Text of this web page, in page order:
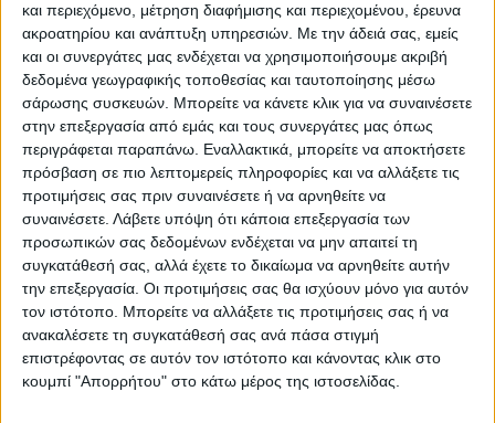
και περιεχόμενο, μέτρηση διαφήμισης και περιεχομένου, έρευνα
ακροατηρίου και ανάπτυξη υπηρεσιών. Με την άδειά σας, εμείς
και οι συνεργάτες μας ενδέχεται να χρησιμοποιήσουμε ακριβή
δεδομένα γεωγραφικής τοποθεσίας και ταυτοποίησης μέσω
σάρωσης συσκευών. Μπορείτε να κάνετε κλικ για να συναινέσετε
στην επεξεργασία από εμάς και τους συνεργάτες μας όπως
περιγράφεται παραπάνω. Εναλλακτικά, μπορείτε να αποκτήσετε
πρόσβαση σε πιο λεπτομερείς πληροφορίες και να αλλάξετε τις
προτιμήσεις σας πριν συναινέσετε ή να αρνηθείτε να
συναινέσετε. Λάβετε υπόψη ότι κάποια επεξεργασία των
προσωπικών σας δεδομένων ενδέχεται να μην απαιτεί τη
συγκατάθεσή σας, αλλά έχετε το δικαίωμα να αρνηθείτε αυτήν
την επεξεργασία. Οι προτιμήσεις σας θα ισχύουν μόνο για αυτόν
τον ιστότοπο. Μπορείτε να αλλάξετε τις προτιμήσεις σας ή να
ανακαλέσετε τη συγκατάθεσή σας ανά πάσα στιγμή
επιστρέφοντας σε αυτόν τον ιστότοπο και κάνοντας κλικ στο
κουμπί "Απορρήτου" στο κάτω μέρος της ιστοσελίδας.
11ο Συνέδριο των Αγράφων
και της Πίνδου
Επιχείρηση εκκένωσης της
κατάληψης υπέρ της
Παλαιστίνης στην Νομική –
27 προσαγωγές
Θεοδόσης Κατσάρας
https://neosagon.gr